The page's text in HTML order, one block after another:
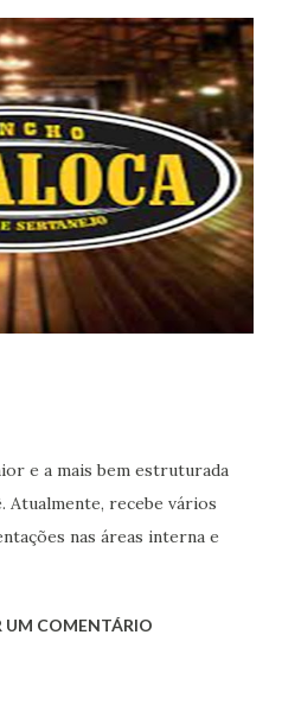
e a mais bem estruturada
Atualmente, recebe vários
nas áreas interna e
UM COMENTÁRIO